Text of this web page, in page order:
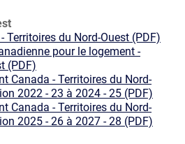
Territoires du Nord-Ouest (PDF)
pour le logement -
(PDF)
Canada - Territoires du Nord-
2022 - 23 à 2024 - 25 (PDF)
Canada - Territoires du Nord-
2025 - 26 à 2027 - 28 (PDF)